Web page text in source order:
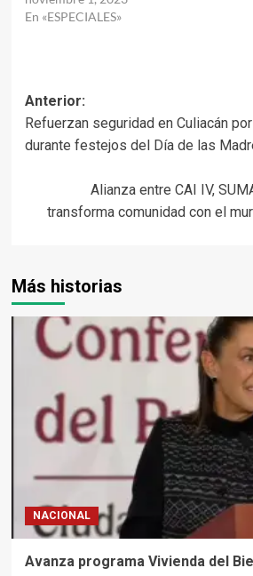
En «ESPECIALES»
Navegación
de
entradas
Anterior:
Refuerzan seguridad en Culiacán
durante festejos del Día de las
Alianza entre CAI IV,
transforma comunidad con el
Más historias
NACIONAL
Avanza programa Vivienda del